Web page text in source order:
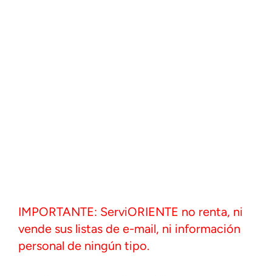
IMPORTANTE: ServiORIENTE no renta, ni
vende sus listas de e-mail, ni información
personal de ningún tipo.